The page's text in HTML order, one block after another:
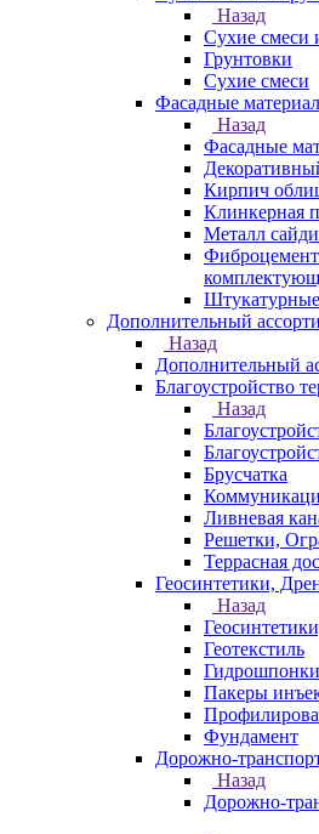
Назад
Сухие смеси
Грунтовки
Сухие смеси
Фасадные
Назад
Фасадные
Кирпич
Клинкерная
Металл
Дополнительный
Назад
Дополнительный
Благоустройство
Назад
Брусчатка
Ливневая
Решетки,
Террасная
Геосинтетики,
Назад
Геотекстиль
Гидрошпонки
Пакеры
Фундамент
Дорожно-
Назад
Дорожно-